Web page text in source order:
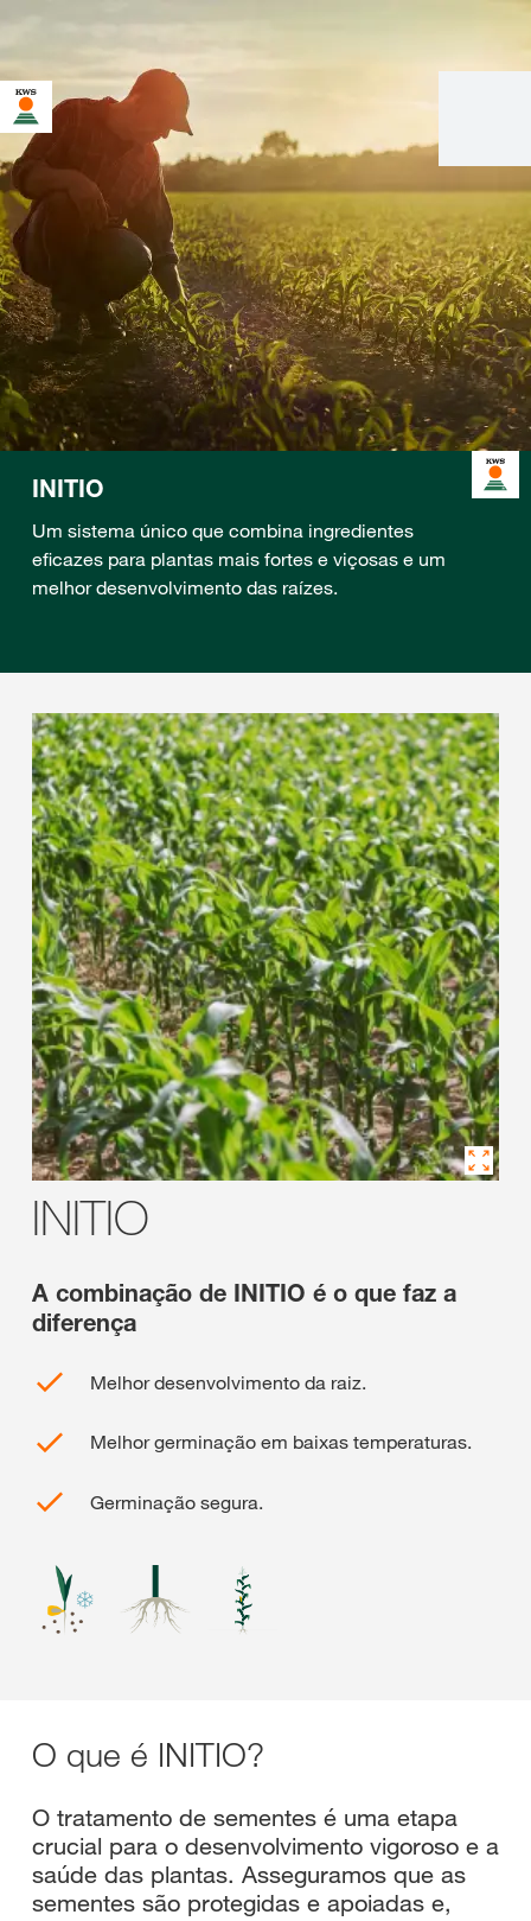
INITIO
Um sistema único que combina ingredientes
eficazes para plantas mais fortes e viçosas e um
melhor desenvolvimento das raízes.
INITIO
A combinação de INITIO é o que faz a
diferença
Melhor desenvolvimento da raiz.
Melhor germinação em baixas temperaturas.
Germinação segura.
O que é INITIO?
O tratamento de sementes é uma etapa
crucial para o desenvolvimento vigoroso e a
saúde das plantas. Asseguramos que as
sementes são protegidas e apoiadas e,